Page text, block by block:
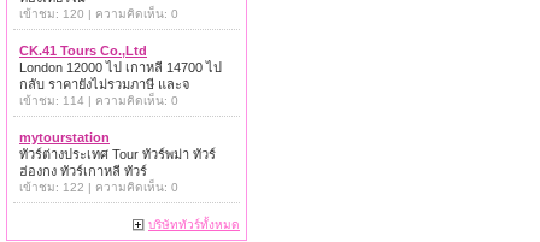
เข้าชม: 120 | ความคิดเห็น: 0
CK.41 Tours Co.,Ltd
London 12000 ไป เกาหลี 14700 ไป
กลับ ราคายังไม่รวมภาษี และจ
เข้าชม: 114 | ความคิดเห็น: 0
mytourstation
ทัวร์ต่างประเทศ Tour ทัวร์พม่า ทัวร์
ฮ่องกง ทัวร์เกาหลี ทัวร์
เข้าชม: 122 | ความคิดเห็น: 0
บริษัททัวร์ทั้งหมด